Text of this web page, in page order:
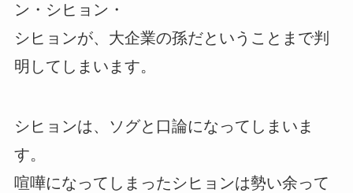
ン・シヒョン・
シヒョンが、大企業の孫だということまで判
明してしまいます。
シヒョンは、ソグと口論になってしまいま
す。
喧嘩になってしまったシヒョンは勢い余って